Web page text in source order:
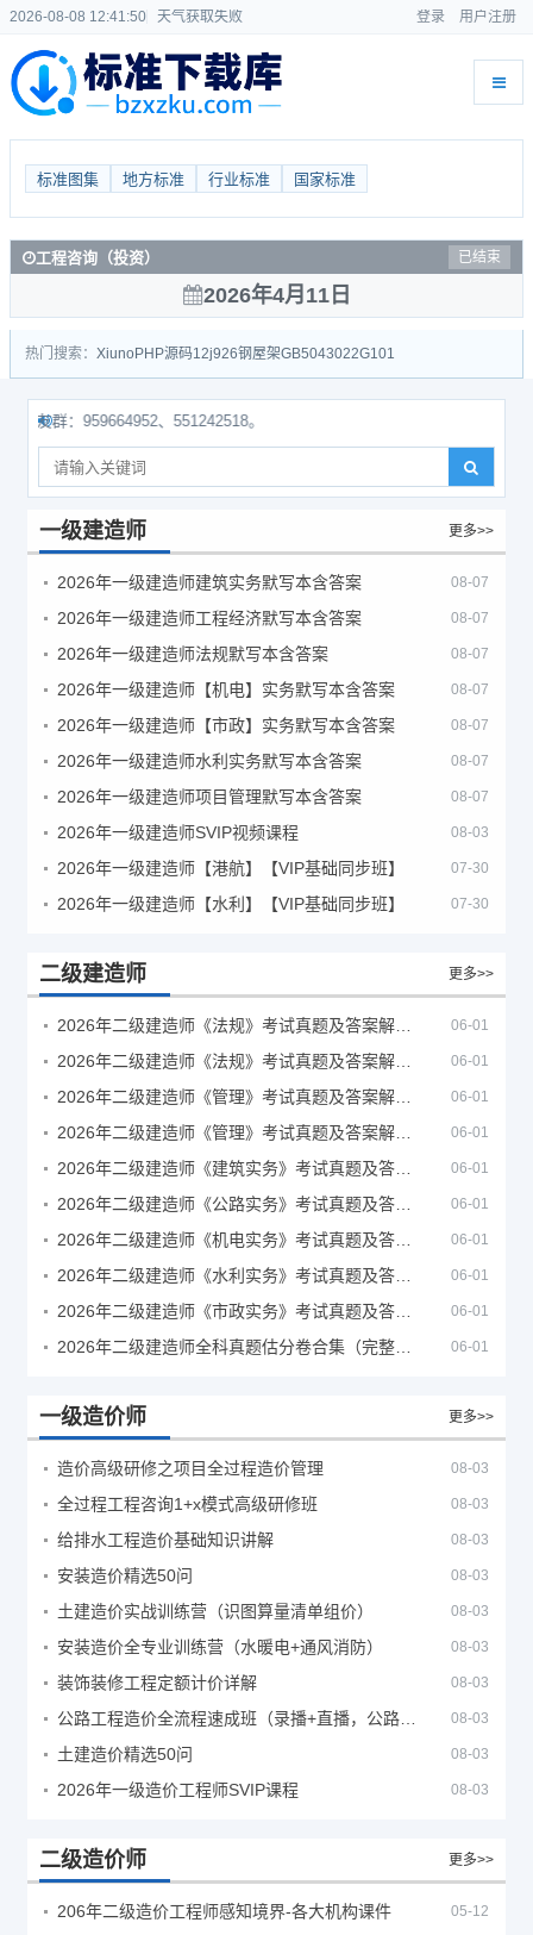
2026-08-08 12:41:51 天气获取失败 登录 用户注册
标准图集 地方标准 行业标准 国家标准
工程咨询（投资） 已结束
2026年4月11日
热门搜索： Xiuno PHP源码12j926钢屋架GB5043022G101
群：959664952、551242518。
一级建造师 更多>>
2026年一级建造师建筑实务默写本含答案 08-07
2026年一级建造师工程经济默写本含答案 08-07
2026年一级建造师法规默写本含答案 08-07
2026年一级建造师【机电】实务默写本含答案 08-07
2026年一级建造师【市政】实务默写本含答案 08-07
2026年一级建造师水利实务默写本含答案 08-07
2026年一级建造师项目管理默写本含答案 08-07
2026年一级建造师SVIP视频课程 08-03
2026年一级建造师【港航】【VIP基础同步班】 07-30
2026年一级建造师【水利】【VIP基础同步班】 07-30
二级建造师 更多>>
06-01
06-01
06-01
06-01
06-01
06-01
06-01
06-01
06-01
06-01
一级造价师 更多>>
造价高级研修之项目全过程造价管理 08-03
全过程工程咨询1+x模式高级研修班 08-03
给排水工程造价基础知识讲解 08-03
安装造价精选50问 08-03
土建造价实战训练营（识图算量清单组价） 08-03
安装造价全专业训练营（水暖电+通风消防） 08-03
装饰装修工程定额计价详解 08-03
08-03
土建造价精选50问 08-03
2026年一级造价工程师SVIP课程 08-03
二级造价师 更多>>
206年二级造价工程师感知境界-各大机构课件 05-12